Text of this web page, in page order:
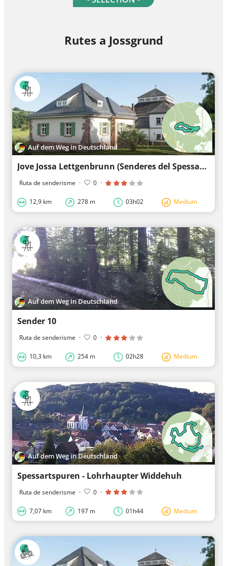
Rutes a Jossgrund
Auf dem Weg in Deutschland
Jove Jossa Lettgenbrunn (Senderes del Spessart)
Ruta de senderisme · 0 ·
12,9 km 278 m 03h02 Medium
Auf dem Weg in Deutschland
Sender 10
Ruta de senderisme · 0 ·
10,3 km 254 m 02h28 Medium
Auf dem Weg in Deutschland
Spessartspuren - Lohrhaupter Widdehuh
Ruta de senderisme · 0 ·
7,07 km 197 m 01h44 Medium